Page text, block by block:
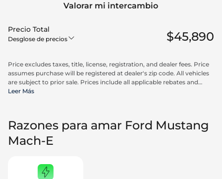
Valorar mi intercambio
Precio Total
Desglose de precios $45,890
Price excludes taxes, title, license, registration, and dealer fees. Price
assumes purchase will be registered at dealer's zip code. All vehicles
are subject to prior sale. Prices include all applicable rebates and
incentives available to all consumers; additional rebates may apply.
Leer Más
Razones para amar Ford Mustang
Mach-E